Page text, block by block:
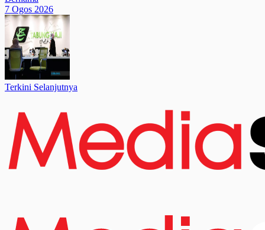
7 Ogos 2026
Terkini Selanjutnya